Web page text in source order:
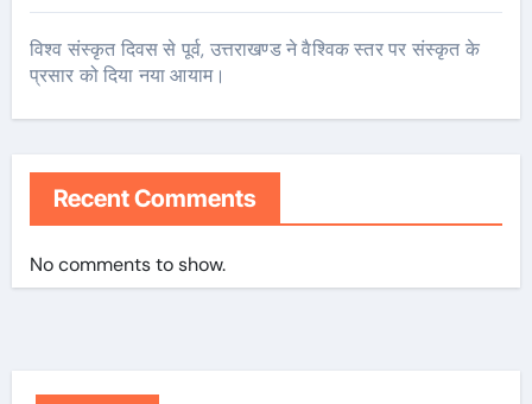
विश्व संस्कृत दिवस से पूर्व, उत्तराखण्ड ने वैश्विक स्तर पर संस्कृत के
प्रसार को दिया नया आयाम।
Recent Comments
No comments to show.